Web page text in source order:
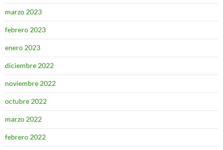
marzo 2023
febrero 2023
enero 2023
diciembre 2022
noviembre 2022
octubre 2022
marzo 2022
febrero 2022